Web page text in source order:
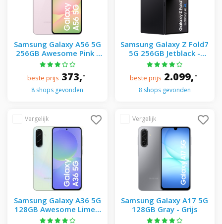
Samsung Galaxy A56 5G
256GB Awesome Pink -
Roze
beste prijs 373,-
8 shops gevonden
Samsung Galaxy Z Fold7
5G 256GB Jetblack -
Zwart
beste prijs 2.099,-
8 shops gevonden
Samsung Galaxy A36 5G
128GB Awesome Lime -
Groen
Samsung Galaxy A17 5G
128GB Gray - Grijs